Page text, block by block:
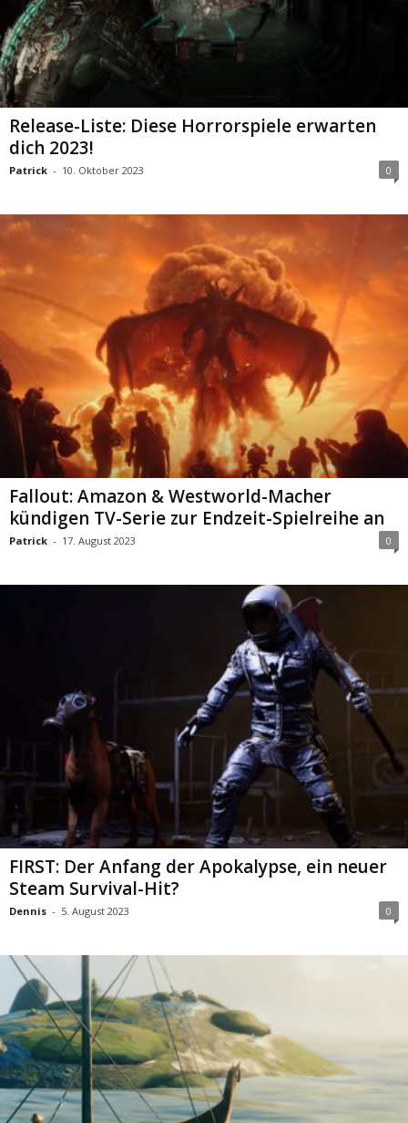
Release-Liste: Diese Horrorspiele erwarten
dich 2023!
Patrick - 10. Oktober 2023 0
Fallout: Amazon & Westworld-Macher
kündigen TV-Serie zur Endzeit-Spielreihe an
Patrick - 17. August 2023 0
FIRST: Der Anfang der Apokalypse, ein neuer
Steam Survival-Hit?
Dennis - 5. August 2023 0